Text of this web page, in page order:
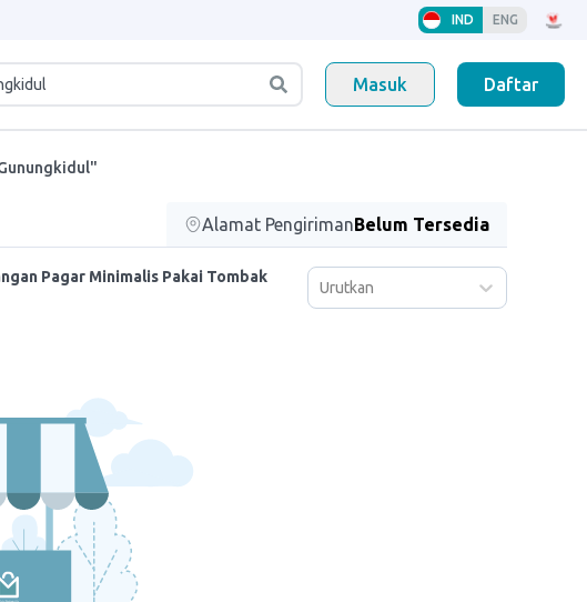
IND ENG
Masuk Daftar
Alamat PengirimanBelum Tersedia
Pagar Minimalis Pakai Tombak
Urutkan